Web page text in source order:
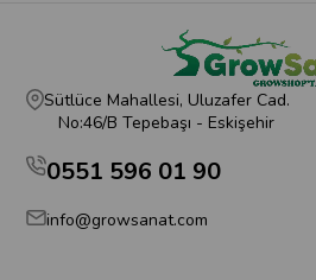
Sütlüce Mahallesi, Uluzafer Cad.
No:46/B Tepebaşı - Eskişehir
0551 596 01 90
info@growsanat.com